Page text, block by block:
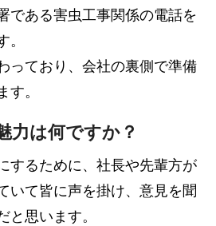
である害虫工事関係の電話を
。
っており、会社の裏側で準備
す。
力は何ですか？
するために、社長や先輩方が
いて皆に声を掛け、意見を聞
と思います。